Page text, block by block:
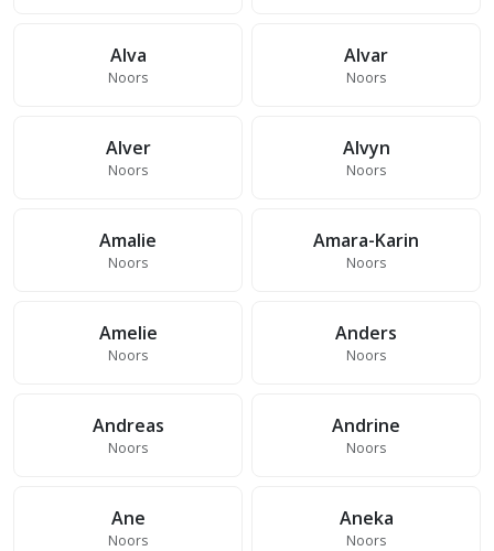
Alva
Noors
Alvar
Noors
Alver
Noors
Alvyn
Noors
Amalie
Noors
Amara-Karin
Noors
Amelie
Noors
Anders
Noors
Andreas
Noors
Andrine
Noors
Ane
Noors
Aneka
Noors